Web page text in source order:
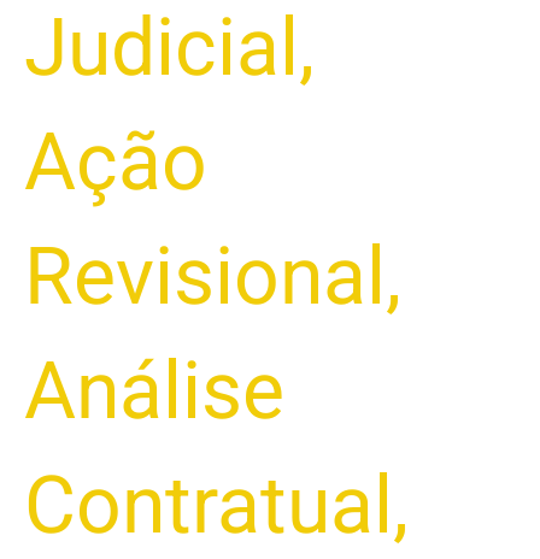
Judicial ,
Ação
Revisional ,
Análise
Contratual ,